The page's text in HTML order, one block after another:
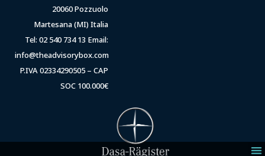
20060 Pozzuolo
Martesana (MI) Italia
Tel: 02 540 734 13 Email:
info@theadvisorybox.com
P.IVA 02334290505 – CAP
SOC 100.000€